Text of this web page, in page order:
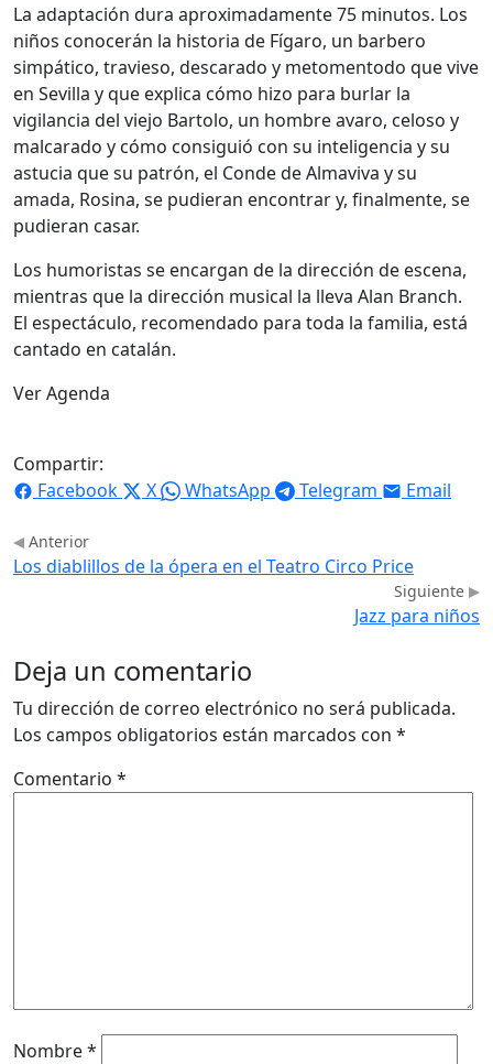
La adaptación dura aproximadamente 75 minutos. Los
niños conocerán la historia de Fígaro, un barbero
simpático, travieso, descarado y metomentodo que vive
en Sevilla y que explica cómo hizo para burlar la
vigilancia del viejo Bartolo, un hombre avaro, celoso y
malcarado y cómo consiguió con su inteligencia y su
astucia que su patrón, el Conde de Almaviva y su
amada, Rosina, se pudieran encontrar y, finalmente, se
pudieran casar.
Los humoristas se encargan de la dirección de escena,
mientras que la dirección musical la lleva Alan Branch.
El espectáculo, recomendado para toda la familia, está
cantado en catalán.
Ver Agenda
Compartir:
Facebook
X WhatsApp Telegram Email
Anterior
Los diablillos de la ópera en el Teatro Circo Price
Siguiente
Jazz para niños
Deja un comentario
Tu dirección de correo electrónico no será publicada.
Los campos obligatorios están marcados con *
Comentario *
Nombre*